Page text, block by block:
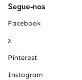
Segue-nos
Facebook
x
Pinterest
Instagram